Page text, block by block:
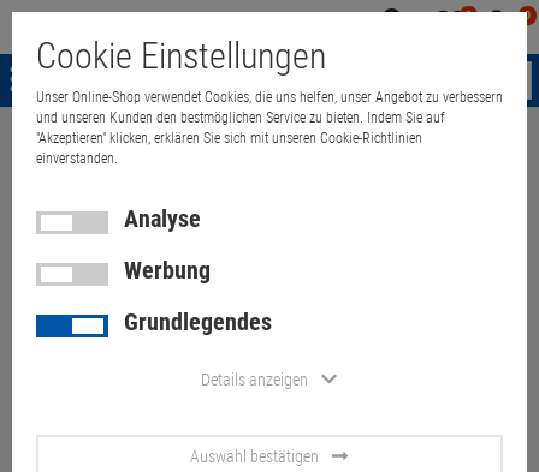
0 0
Menü
Weiter einkaufen
19" HP L1940T 1280x1024 4:3
VGA DVI neigbar
höhenverstellbar PIVOT
Cookie Einstellungen
Unser Online-Shop verwendet Cookies, die uns helfen, unser Angebot zu verbessern
und unseren Kunden den bestmöglichen Service zu bieten. Indem Sie auf
"Akzeptieren" klicken, erklären Sie sich mit unseren Cookie-Richtlinien
einverstanden.
Analyse
Werbung
Grundlegendes
Details anzeigen
Auswahl bestätigen